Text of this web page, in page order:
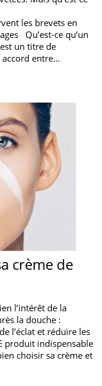
en
Qu’est-ce qu’un
un titre de
accord entre…
crème de
l’intérêt de la
la douche :
l’éclat et réduire les
produit indispensable
choisir sa crème et